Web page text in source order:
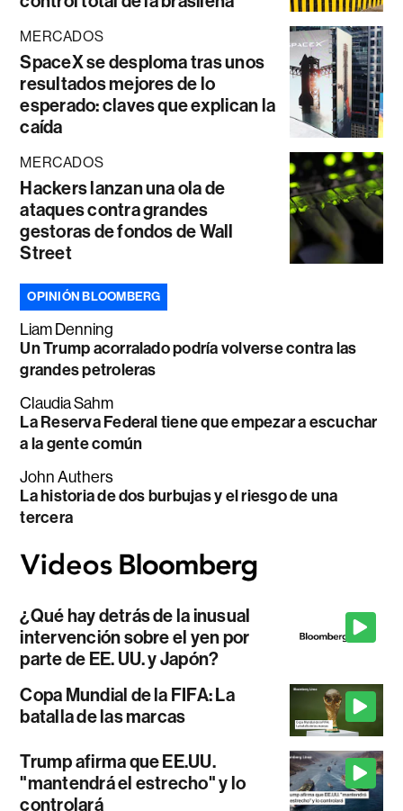
MERCADOS
SpaceX se desploma tras unos
resultados mejores de lo
esperado: claves que explican la
caída
MERCADOS
Hackers lanzan una ola de
ataques contra grandes
gestoras de fondos de Wall
Street
OPINIÓN BLOOMBERG
Liam Denning
Un Trump acorralado podría volverse contra las
grandes petroleras
Claudia Sahm
La Reserva Federal tiene que empezar a escuchar
a la gente común
John Authers
La historia de dos burbujas y el riesgo de una
tercera
¿Qué hay detrás de la inusual
intervención sobre el yen por
parte de EE. UU. y Japón?
Copa Mundial de la FIFA: La
batalla de las marcas
Trump afirma que EE.UU.
"mantendrá el estrecho" y lo
controlará